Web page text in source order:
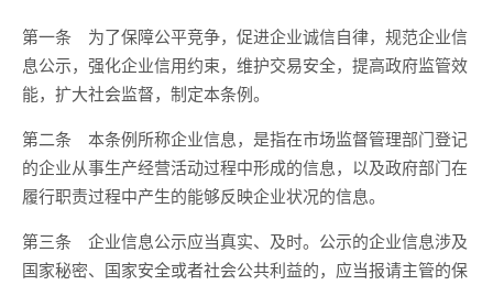
第一条 为了保障公平竞争，促进企业诚信自律，规范企业信
息公示，强化企业信用约束，维护交易安全，提高政府监管效
能，扩大社会监督，制定本条例。
第二条 本条例所称企业信息，是指在市场监督管理部门登记
的企业从事生产经营活动过程中形成的信息，以及政府部门在
履行职责过程中产生的能够反映企业状况的信息。
第三条 企业信息公示应当真实、及时。公示的企业信息涉及
国家秘密、国家安全或者社会公共利益的，应当报请主管的保